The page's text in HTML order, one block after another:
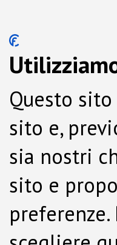
Questo
sito e,
sia nostri
sito e